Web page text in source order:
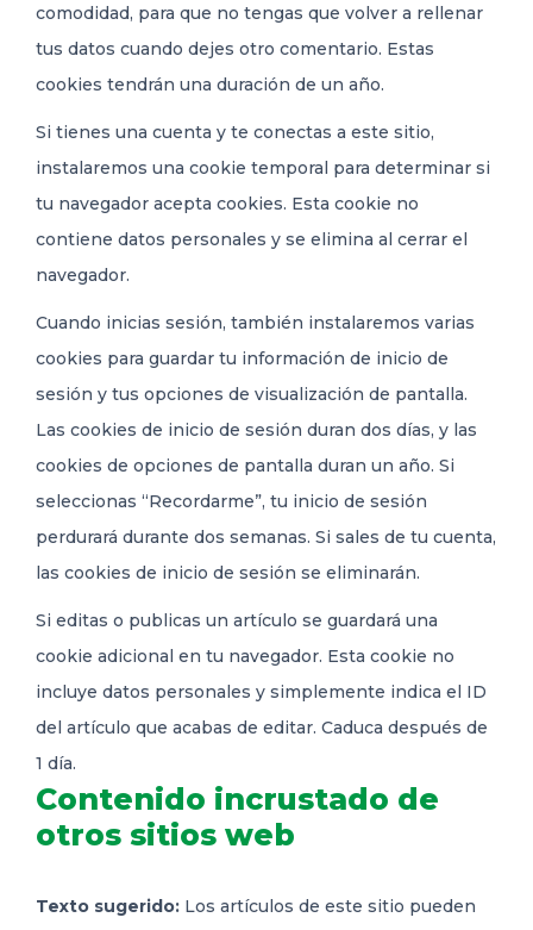
comodidad, para que no tengas que volver a rellenar
tus datos cuando dejes otro comentario. Estas
cookies tendrán una duración de un año.
Si tienes una cuenta y te conectas a este sitio,
instalaremos una cookie temporal para determinar si
tu navegador acepta cookies. Esta cookie no
contiene datos personales y se elimina al cerrar el
navegador.
Cuando inicias sesión, también instalaremos varias
cookies para guardar tu información de inicio de
sesión y tus opciones de visualización de pantalla.
Las cookies de inicio de sesión duran dos días, y las
cookies de opciones de pantalla duran un año. Si
seleccionas “Recordarme”, tu inicio de sesión
perdurará durante dos semanas. Si sales de tu cuenta,
las cookies de inicio de sesión se eliminarán.
Si editas o publicas un artículo se guardará una
cookie adicional en tu navegador. Esta cookie no
incluye datos personales y simplemente indica el ID
del artículo que acabas de editar. Caduca después de
1 día.
Contenido incrustado de
otros sitios web
Texto sugerido: Los artículos de este sitio pueden